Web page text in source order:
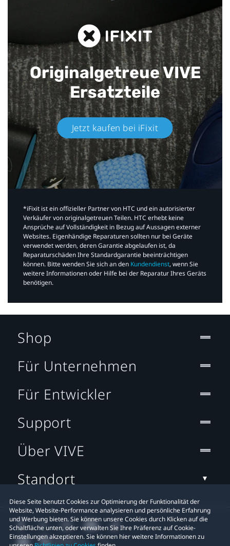
Originalgetreue VIVE
Ersatzteile
Jetzt kaufen bei iFixit​
*iFixit ist ein offizieller Partner von HTC und ein autorisierter
Verkäufer von originalgetreuen Teilen. HTC erhebt keine
Ansprüche auf Vollständigkeit in Bezug auf Aussagen externer
Websites. Eigenhändige Reparaturen sollten nur bei Geräte
verwendet werden, deren Garantie abgelaufen ist, da
Reparaturschäden Ihre Standardgarantie beeinträchtigen
können. Bitte wenden Sie sich an den Kundendienst, wenn Sie
weitere Informationen oder Hilfe bei der Reparatur Ihres Geräts
benötigen.​
Diese Seite benutzt Cookies zur Optimierung der Funktionalität der
Website, Website-Performance analysieren und persönliche Erfahrung
und Werbung bieten. Sie können unsere Cookies durch Klicken auf die
Schaltfläche unten, oder verwalten Sie Ihre Präferenz auf Cookie-
Einstellungen akzeptieren. Sie können hier weitere Informationen zu
Shop
Für Unternehmen
Für Entwickler
Support
Über VIVE
Standort